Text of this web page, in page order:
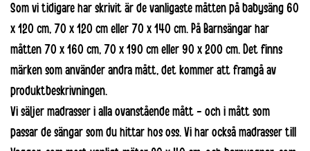
Som vi tidigare har skrivit är de vanligaste måtten på babysäng 60
x 120 cm, 70 x 120 cm eller 70 x 140 cm. På Barnsängar har
måtten 70 x 160 cm, 70 x 190 cm eller 90 x 200 cm. Det finns
märken som använder andra mått, det kommer att framgå av
produktbeskrivningen.
Vi säljer madrasser i alla ovanstående mått - och i mått som
passar de sängar som du hittar hos oss. Vi har också madrasser till